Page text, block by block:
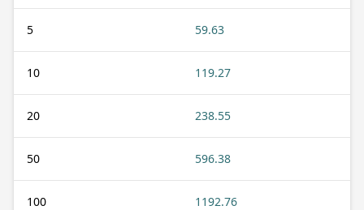
5 59.63
10 119.27
20 238.55
50 596.38
100 1192.76